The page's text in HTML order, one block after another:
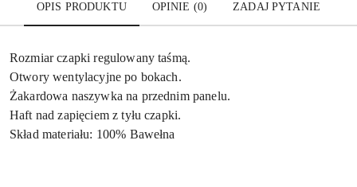
OPIS PRODUKTU OPINIE (0) ZADAJ PYTANIE
Rozmiar czapki regulowany taśmą.
Otwory wentylacyjne po bokach.
Żakardowa naszywka na przednim panelu.
Haft nad zapięciem z tyłu czapki.
Skład materiału: 100% Bawełna